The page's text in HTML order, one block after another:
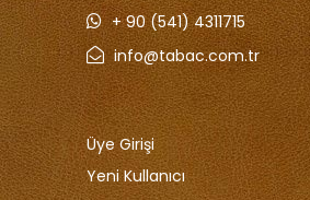
+ 90 (541) 4311715
info@tabac.com.tr
Üye Girişi
Yeni Kullanıcı